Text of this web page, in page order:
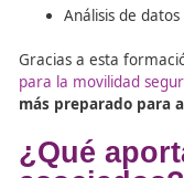
¿Por
en